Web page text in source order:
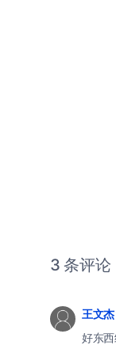
3 条评论
王文杰
好东